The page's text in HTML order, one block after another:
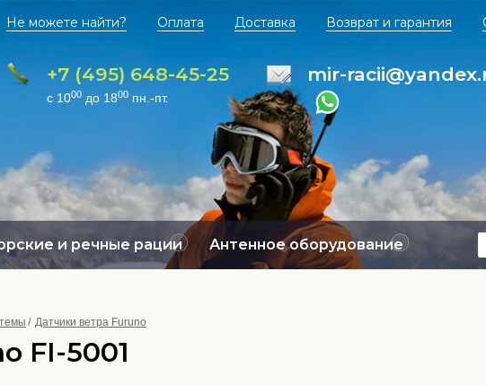
Не можете найти? Оплата Доставка Возврат и гарантия
+7 (495) 648-45-25
с 1000 до 1800 пн.-пт.
mir-
и речные рации Антенное оборудование
Датчики ветра Furuno
FI-5001